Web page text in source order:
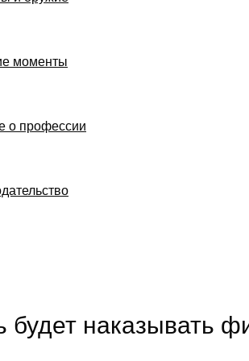
моменты
о профессии
будет наказывать